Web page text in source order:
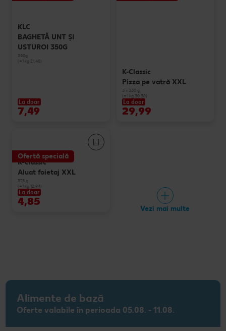
KLC
BAGHETĂ UNT ȘI
USTUROI 350G
350g
(=1 kg 21.40)
La doar
7,49
K-Classic
Pizza pe vatră XXL
3 x 330 g
(=1 kg 30.30)
La doar
29,99
Ofertă specială
K-Classic
Aluat foietaj XXL
375 g
(=1 kg 12.94)
La doar
4,85
Vezi mai multe
Alimente de bază
Oferte valabile în perioada 05.08. - 11.08.